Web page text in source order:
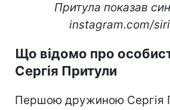
Притула показав
instagram.com/
Що відомо про
Сергія Притули
Першою дружиною Сергія